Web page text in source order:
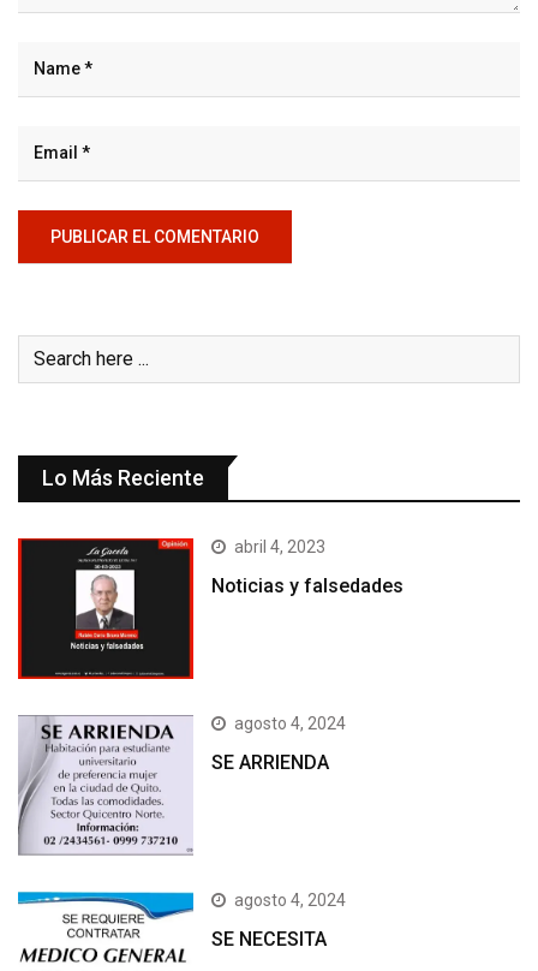
Lo Más Reciente
abril 4, 2023
Noticias y falsedades
agosto 4, 2024
SE ARRIENDA
agosto 4, 2024
SE NECESITA